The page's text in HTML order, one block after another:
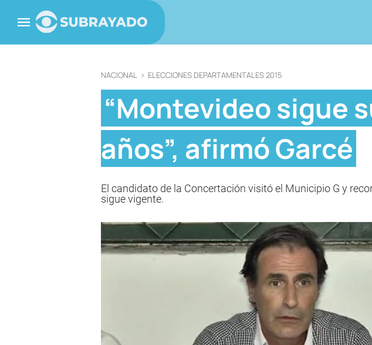
NACIONAL > ELECCIONES DEPARTAMENTALES 2015
“Montevideo sigue
años”, afirmó Garcé
El candidato de la Concertación visitó el Municipio G y
sigue vigente.